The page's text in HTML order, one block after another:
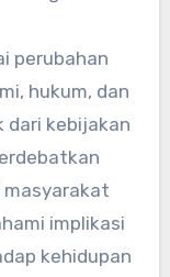
perubahan
hukum, dan
dari kebijakan
masyarakat
implikasi
kehidupan